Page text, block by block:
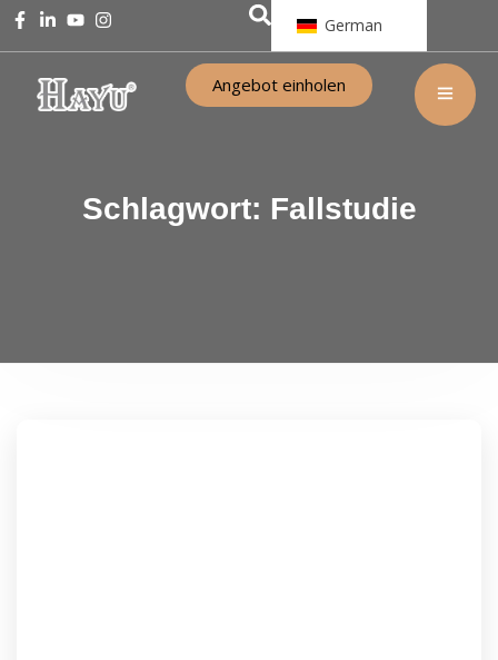
German
Angebot einholen
Schlagwort: Fallstudie